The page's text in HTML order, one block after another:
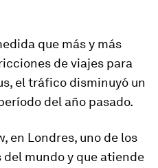
que más y más
de viajes para
el tráfico disminuyó un
del año pasado.
, en Londres, uno de los
mundo y que atiende